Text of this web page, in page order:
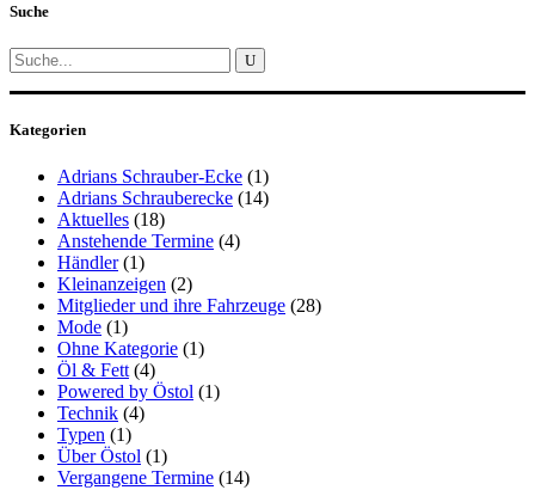
Suche
Search
for:
Kategorien
Adrians Schrauber-Ecke (1)
Adrians Schrauberecke (14)
Aktuelles (18)
Anstehende Termine (4)
Händler(1)
Kleinanzeigen (2)
Mitglieder und ihre Fahrzeuge (28)
Mode (1)
Ohne Kategorie (1)
Öl & Fett (4)
Powered by Östol (1)
Technik (4)
Typen (1)
Über Östol (1)
Vergangene Termine (14)